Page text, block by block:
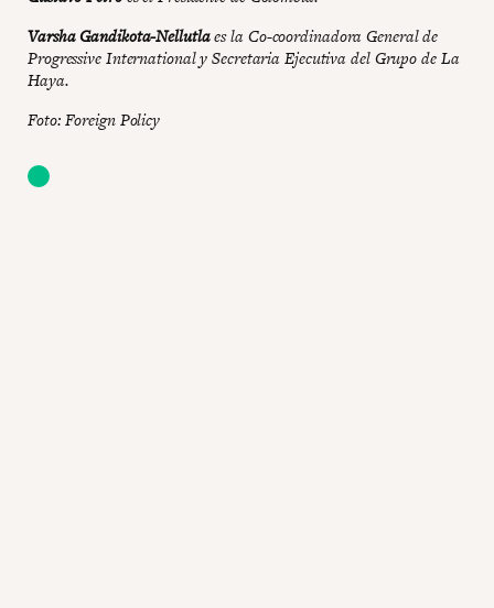
Varsha Gandikota-Nellutlaes la Co-coordinadora General de
Progressive International y Secretaria Ejecutiva del Grupo de La
Haya.
Foto: Foreign Policy